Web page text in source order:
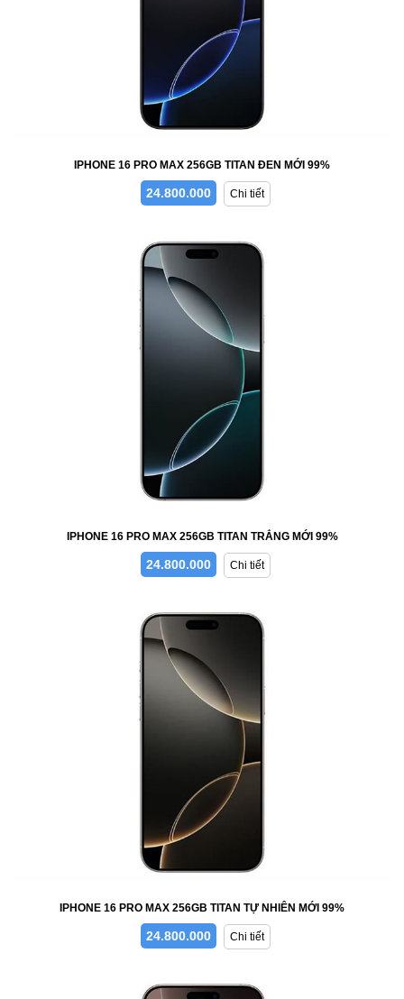
IPHONE 16 PRO MAX 256GB TITAN ĐEN MỚI 99%
24.800.000 Chi tiết
IPHONE 16 PRO MAX 256GB TITAN TRẮNG MỚI 99%
24.800.000 Chi tiết
IPHONE 16 PRO MAX 256GB TITAN TỰ NHIÊN MỚI 99%
24.800.000 Chi tiết